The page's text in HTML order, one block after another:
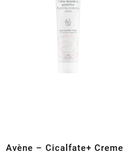
Avène – Cicalfate+ Creme